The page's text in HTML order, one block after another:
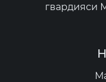
гвардияси